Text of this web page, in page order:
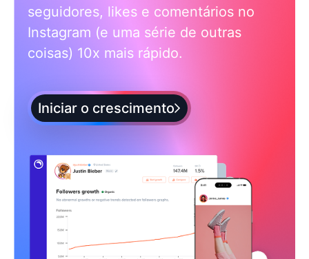
seguidores, likes e comentários no
Instagram (e uma série de outras
coisas) 10x mais rápido.
Iniciar o crescimento